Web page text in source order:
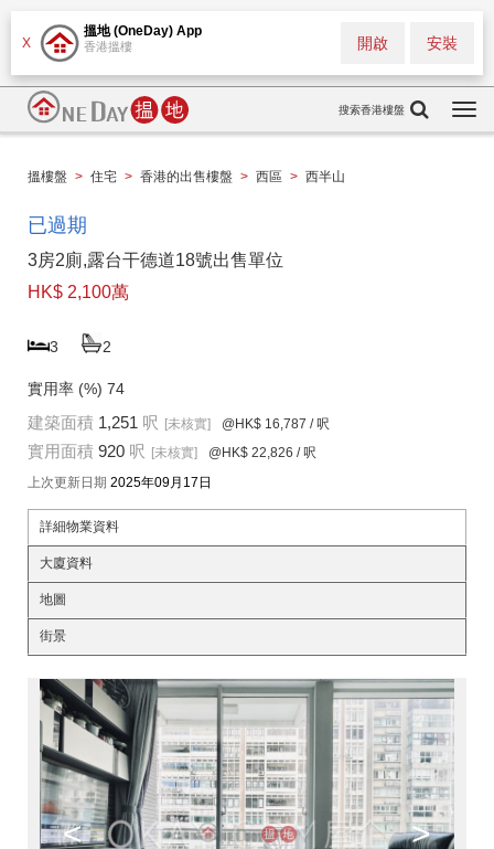
X
搵地 (OneDay) App
香港搵樓 安裝
開啟
搜索香港樓盤
搵樓盤 > 住宅 > 香港的出售樓盤 > 西區 > 西半山
已過期
3房2廁,露台干德道18號出售單位
HK$ 2,100萬
3 2
實用率 (%) 74
建築面積 1,251 呎 [未核實] @HK$ 16,787 / 呎
實用面積 920 呎 [未核實] @HK$ 22,826 / 呎
上次更新日期 2025年09月17日
詳細物業資料
大廈資料
地圖
街景
< >